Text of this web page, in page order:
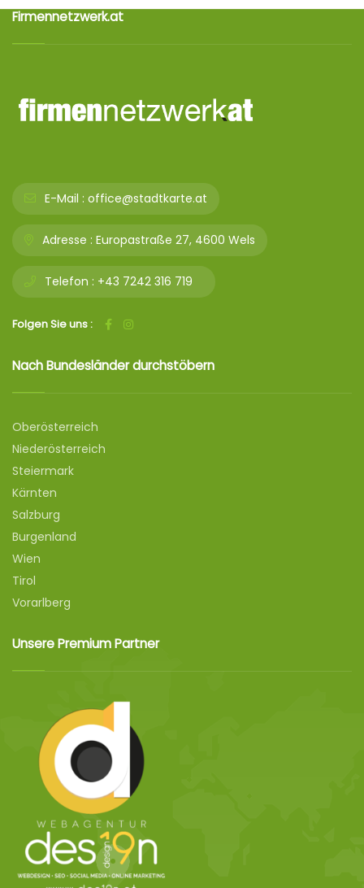
Firmennetzwerk.at
E-Mail : office@stadtkarte.at
Adresse : Europastraße 27, 4600 Wels
Telefon : +43 7242 316 719
Folgen Sie uns :
Nach Bundesländer durchstöbern
Oberösterreich
Niederösterreich
Steiermark
Kärnten
Salzburg
Burgenland
Wien
Tirol
Vorarlberg
Unsere Premium Partner